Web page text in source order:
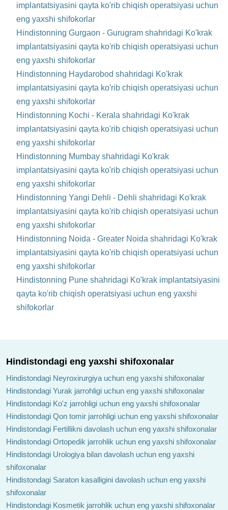
implantatsiyasini qayta ko'rib chiqish operatsiyasi uchun
eng yaxshi shifokorlar
Hindistonning Gurgaon - Gurugram shahridagi Ko'krak
implantatsiyasini qayta ko'rib chiqish operatsiyasi uchun
eng yaxshi shifokorlar
Hindistonning Haydarobod shahridagi Ko'krak
implantatsiyasini qayta ko'rib chiqish operatsiyasi uchun
eng yaxshi shifokorlar
Hindistonning Kochi - Kerala shahridagi Ko'krak
implantatsiyasini qayta ko'rib chiqish operatsiyasi uchun
eng yaxshi shifokorlar
Hindistonning Mumbay shahridagi Ko'krak
implantatsiyasini qayta ko'rib chiqish operatsiyasi uchun
eng yaxshi shifokorlar
Hindistonning Yangi Dehli - Dehli shahridagi Ko'krak
implantatsiyasini qayta ko'rib chiqish operatsiyasi uchun
eng yaxshi shifokorlar
Hindistonning Noida - Greater Noida shahridagi Ko'krak
implantatsiyasini qayta ko'rib chiqish operatsiyasi uchun
eng yaxshi shifokorlar
Hindistonning Pune shahridagi Ko'krak implantatsiyasini
qayta ko'rib chiqish operatsiyasi uchun eng yaxshi
shifokorlar
Hindistondagi eng yaxshi shifoxonalar
Hindistondagi Neyroxirurgiya uchun eng yaxshi shifoxonalar
Hindistondagi Yurak jarrohligi uchun eng yaxshi shifoxonalar
Hindistondagi Ko'z jarrohligi uchun eng yaxshi shifoxonalar
Hindistondagi Qon tomir jarrohligi uchun eng yaxshi shifoxonalar
Hindistondagi Fertillikni davolash uchun eng yaxshi shifoxonalar
Hindistondagi Ortopedik jarrohlik uchun eng yaxshi shifoxonalar
Hindistondagi Urologiya bilan davolash uchun eng yaxshi
shifoxonalar
Hindistondagi Saraton kasalligini davolash uchun eng yaxshi
shifoxonalar
Hindistondagi Kosmetik jarrohlik uchun eng yaxshi shifoxonalar